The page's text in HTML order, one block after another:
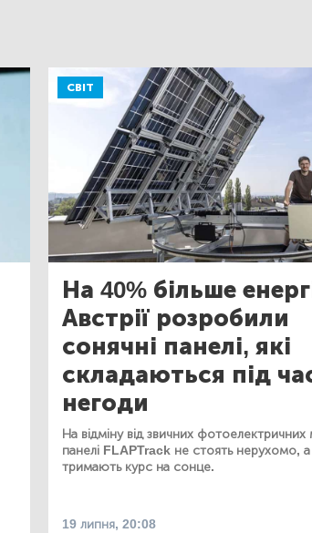
СВІТ
На 40% більше
Австрії розробили
сонячні панелі, які
складаються під
негоди
На відміну від звичних фотоелектричних
панелі FLAPTrack не стоять нерухомо,
тримають курс на сонце.
19 липня, 20:08